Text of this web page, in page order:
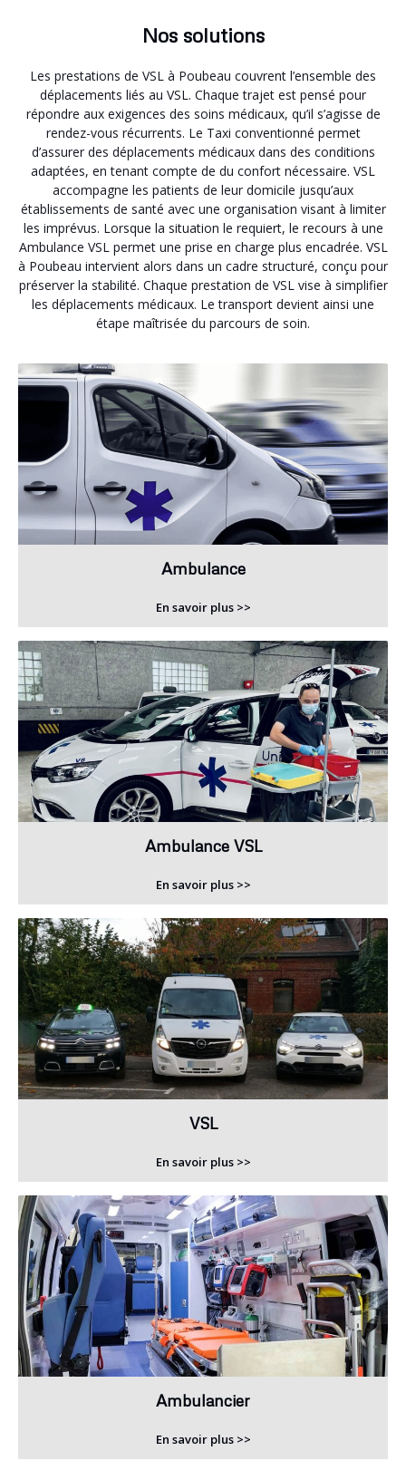
Nos solutions
Les prestations de VSL à Poubeau couvrent l’ensemble des
déplacements liés au VSL. Chaque trajet est pensé pour
répondre aux exigences des soins médicaux, qu’il s’agisse de
rendez-vous récurrents. Le Taxi conventionné permet
d’assurer des déplacements médicaux dans des conditions
adaptées, en tenant compte de du confort nécessaire. VSL
accompagne les patients de leur domicile jusqu’aux
établissements de santé avec une organisation visant à limiter
les imprévus. Lorsque la situation le requiert, le recours à une
Ambulance VSL permet une prise en charge plus encadrée. VSL
à Poubeau intervient alors dans un cadre structuré, conçu pour
préserver la stabilité. Chaque prestation de VSL vise à simplifier
les déplacements médicaux. Le transport devient ainsi une
étape maîtrisée du parcours de soin.
Ambulance
En savoir plus >>
Ambulance VSL
En savoir plus >>
VSL
En savoir plus >>
Ambulancier
En savoir plus >>